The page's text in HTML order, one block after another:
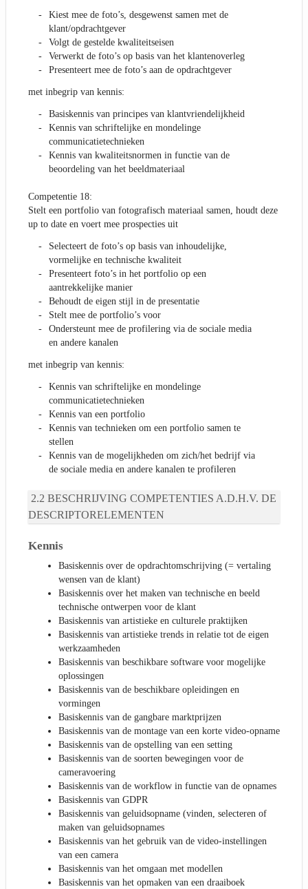
Kiest mee de foto’s, desgewenst samen met de
klant/opdrachtgever
Volgt de gestelde kwaliteitseisen
Verwerkt de foto’s op basis van het klantenoverleg
Presenteert mee de foto’s aan de opdrachtgever
met inbegrip van kennis:
Basiskennis van principes van klantvriendelijkheid
Kennis van schriftelijke en mondelinge
communicatietechnieken
Kennis van kwaliteitsnormen in functie van de
beoordeling van het beeldmateriaal
Competentie 18:
Stelt een portfolio van fotografisch materiaal samen, houdt deze
up to date en voert mee prospecties uit
Selecteert de foto’s op basis van inhoudelijke,
vormelijke en technische kwaliteit
Presenteert foto’s in het portfolio op een
aantrekkelijke manier
Behoudt de eigen stijl in de presentatie
Stelt mee de portfolio’s voor
Ondersteunt mee de profilering via de sociale media
en andere kanalen
met inbegrip van kennis:
Kennis van schriftelijke en mondelinge
communicatietechnieken
Kennis van een portfolio
Kennis van technieken om een portfolio samen te
stellen
Kennis van de mogelijkheden om zich/het bedrijf via
de sociale media en andere kanalen te profileren
BESCHRIJVING COMPETENTIES A.D.H.V. DE
DESCRIPTORELEMENTEN
Kennis
Basiskennis over de opdrachtomschrijving (= vertaling
wensen van de klant)
Basiskennis over het maken van technische en beeld
technische ontwerpen voor de klant
Basiskennis van artistieke en culturele praktijken
Basiskennis van artistieke trends in relatie tot de eigen
werkzaamheden
Basiskennis van beschikbare software voor mogelijke
oplossingen
Basiskennis van de beschikbare opleidingen en
vormingen
Basiskennis van de gangbare marktprijzen
Basiskennis van de montage van een korte video-opname
Basiskennis van de opstelling van een setting
Basiskennis van de soorten bewegingen voor de
cameravoering
Basiskennis van de workflow in functie van de opnames
Basiskennis van GDPR
Basiskennis van geluidsopname (vinden, selecteren of
maken van geluidsopnames
Basiskennis van het gebruik van de video-instellingen
van een camera
Basiskennis van het omgaan met modellen
Basiskennis van het opmaken van een draaiboek